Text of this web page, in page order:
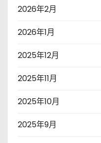
2026年2月
2026年1月
2025年12月
2025年11月
2025年10月
2025年9月